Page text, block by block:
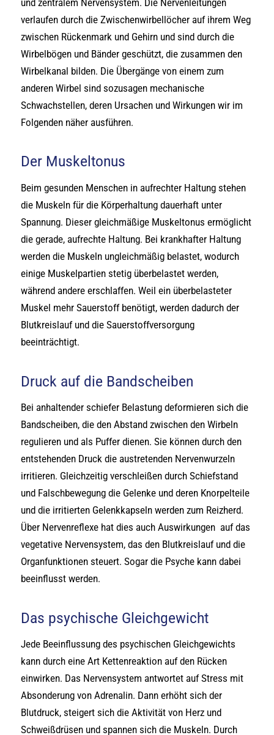
und zentralem Nervensystem. Die Nervenleitungen
verlaufen durch die Zwischenwirbellöcher auf ihrem Weg
zwischen Rückenmark und Gehirn und sind durch die
Wirbelbögen und Bänder geschützt, die zusammen den
Wirbelkanal bilden. Die Übergänge von einem zum
anderen Wirbel sind sozusagen mechanische
Schwachstellen, deren Ursachen und Wirkungen wir im
Folgenden näher ausführen.
Der Muskeltonus
Beim gesunden Menschen in aufrechter Haltung stehen
die Muskeln für die Körperhaltung dauerhaft unter
Spannung. Dieser gleichmäßige Muskeltonus ermöglicht
die gerade, aufrechte Haltung. Bei krankhafter Haltung
werden die Muskeln ungleichmäßig belastet, wodurch
einige Muskelpartien stetig überbelastet werden,
während andere erschlaffen. Weil ein überbelasteter
Muskel mehr Sauerstoff benötigt, werden dadurch der
Blutkreislauf und die Sauerstoffversorgung
beeinträchtigt.
Druck auf die Bandscheiben
Bei anhaltender schiefer Belastung deformieren sich die
Bandscheiben, die den Abstand zwischen den Wirbeln
regulieren und als Puffer dienen. Sie können durch den
entstehenden Druck die austretenden Nervenwurzeln
irritieren. Gleichzeitig verschleißen durch Schiefstand
und Falschbewegung die Gelenke und deren Knorpelteile
und die irritierten Gelenkkapseln werden zum Reizherd.
Über Nervenreflexe hat dies auch Auswirkungen auf das
vegetative Nervensystem, das den Blutkreislauf und die
Organfunktionen steuert. Sogar die Psyche kann dabei
beeinflusst werden.
Das psychische Gleichgewicht
Jede Beeinflussung des psychischen Gleichgewichts
kann durch eine Art Kettenreaktion auf den Rücken
einwirken. Das Nervensystem antwortet auf Stress mit
Absonderung von Adrenalin. Dann erhöht sich der
Blutdruck, steigert sich die Aktivität von Herz und
Schweißdrüsen und spannen sich die Muskeln. Durch